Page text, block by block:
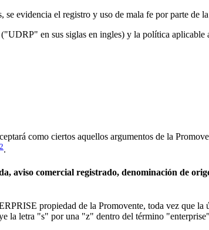
evidencia el registro y uso de mala fe por parte de
en sus siglas en ingles) y la política
como ciertos aquellos argumentos de la
2.
aviso comercial registrado, denominación de
propiedad de la Promovente, toda vez que la
la letra "s" por una "z" dentro del término